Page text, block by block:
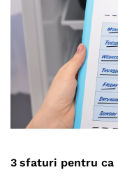
3 sfaturi pentru ca